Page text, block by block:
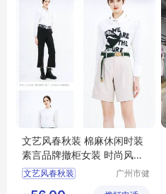
文艺风春秋装 棉麻休闲时装
素言品牌撤柜女装 时尚风衣
连衣裙走份
文艺风春秋装
广州市健